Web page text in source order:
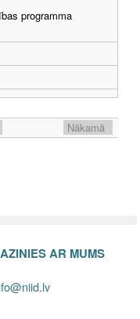
programma
Nākamā
AR MUMS